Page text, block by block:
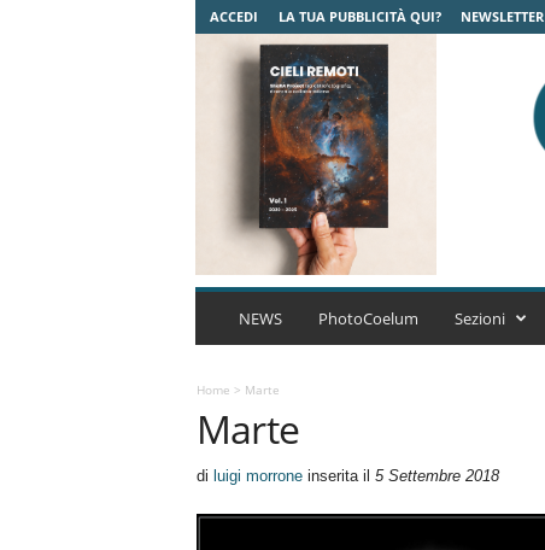
ACCEDI LA TUA PUBBLICITÀ QUI? NEWSLETTER
C
r
NEWS PhotoCoelum Sezioni
Home > Marte
Marte
di luigi morroneinserita il 5 Settembre 2018